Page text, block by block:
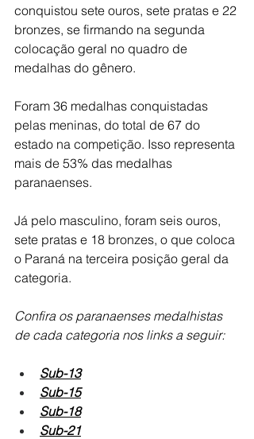
conquistou sete ouros, sete pratas e 22
bronzes, se firmando na segunda
colocação geral no quadro de
medalhas do gênero.
Foram 36 medalhas conquistadas
pelas meninas, do total de 67 do
estado na competição. Isso representa
mais de 53% das medalhas
paranaenses.
Já pelo masculino, foram seis ouros,
sete pratas e 18 bronzes, o que coloca
o Paraná na terceira posição geral da
categoria.
Confira os paranaenses medalhistas
de cada categoria nos links a seguir:
Sub-13
Sub-15
Sub-18
Sub-21